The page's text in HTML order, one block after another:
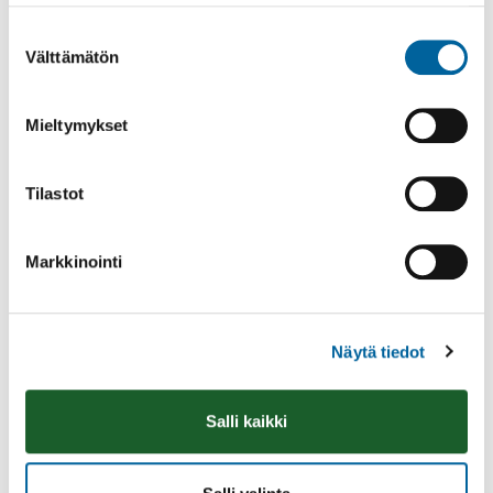
valinta
Välttämätön
Mieltymykset
Tilastot
Markkinointi
Näytä tiedot
Salli kaikki
Katso myös